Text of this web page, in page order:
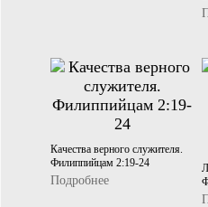
Качества верного служителя.
Филиппийцам 2:19-24
Подробнее